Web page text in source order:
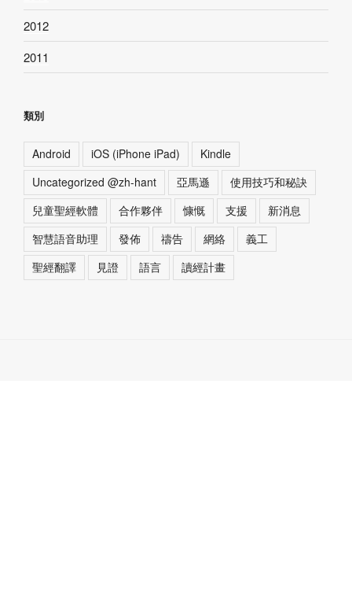
2012
2011
類別
Android iOS (iPhone iPad)
Kindle
Uncategorized @zh-hant
亞馬遜
使用技巧和秘訣
兒童聖經軟體
合作夥伴 慷慨 支援
新消息
智慧語音助理
發佈 禱告 網絡
義工
聖經翻譯
見證 語言 讀經計畫